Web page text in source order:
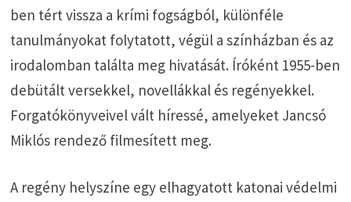
ben tért vissza a krími fogságból, különféle
tanulmányokat folytatott, végül a színházban és az
irodalomban találta meg hivatását. Íróként 1955-ben
debütált versekkel, novellákkal és regényekkel.
Forgatókönyveivel vált híressé, amelyeket Jancsó
Miklós rendező filmesített meg.
A regény helyszíne egy elhagyatott katonai védelmi